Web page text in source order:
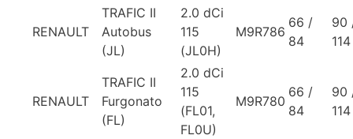
RENAULT
TRAFIC II
Autobus
(JL)
2.0 dCi
115
(JL0H)
M9R786
66 /
84
90
114
RENAULT
TRAFIC II
Furgonato
(FL)
2.0 dCi
115
(FL01,
FL0U)
M9R780
66 /
84
90
114